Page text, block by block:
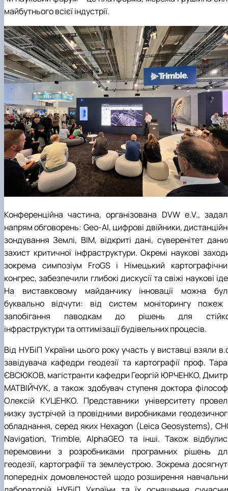
майбутнього всієї індустрії.
Конференційна частина, організована DVW e.V.,
напрям обговорень: Geo-AI, цифрові двійники,
зондування Землі, BIM, відкриті дані, суверенітет
захист критичної інфраструктури. Окремі наукові
зокрема симпозіум FroGS і Німецький
конгрес, забезпечили глибокі дискусії та свіжі наукові
На виставковому майданчику інновації можна
буквально відчути: від систем моніторингу пожеж
запобігання паводкам до рішень для
інфраструктури та оптимізації будівельних процесів.
Від НУБіП України цього року участь у виставці взяли
завідувача кафедри геодезії та картографії проф.
ЄВСЮКОВ, магістранти кафедри Георгій ЮРЧЕНКО,
МАТВІЙЧУК, а також здобувач ступеня доктора
Олексій КУЦЕНКО. Представники університету
низку зустрічей із провідними виробниками
обладнання, серед яких Hexagon (Leica Geosystems),
Navigation, Trimble, AlphaGEO та інші. Також
перемовини з розробниками програмних рішень
геодезії, картографії та землеустрою. Зокрема
попередніх домовленостей щодо розширення